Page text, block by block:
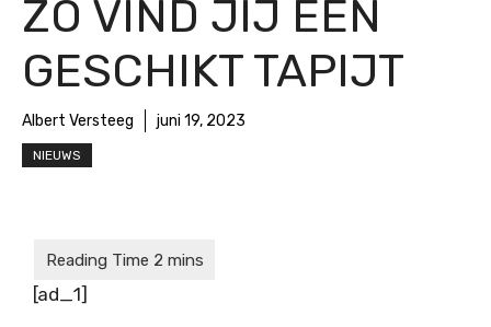
ZO VIND JIJ EEN
GESCHIKT TAPIJT
Albert Versteeg juni 19, 2023
NIEUWS
[ad_1]